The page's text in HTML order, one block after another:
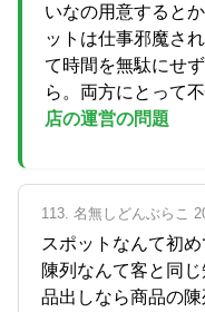
いなの用意すると
ットは仕事邪魔さ
て時間を無駄にせ
ら。両方にとって
店の運営の問題
113. 名無しどんぶらこ
スポットなんて初
陳列なんて客と同
品出しなら商品の